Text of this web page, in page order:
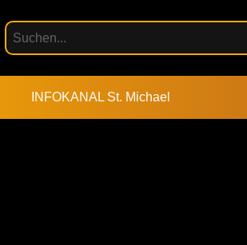
INFOKANAL St. Michael